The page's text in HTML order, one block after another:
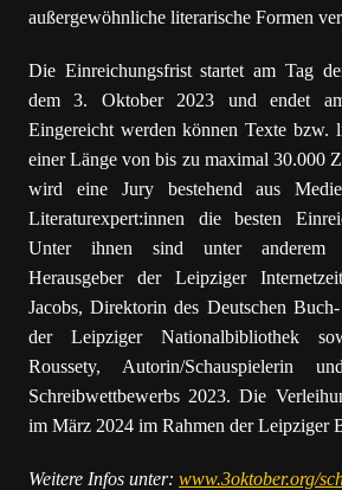
außergewöhnliche literarische Formen
Die Einreichungsfrist startet am Tag
dem 3. Oktober 2023 und endet
Eingereicht werden können Texte bzw.
einer Länge von bis zu maximal 30.000
wird eine Jury bestehend aus
Literaturexpert:innen die besten
Unter ihnen sind unter anderem
Herausgeber der Leipziger
Jacobs, Direktorin des Deutschen
der Leipziger Nationalbibliothek
Roussety, Autorin/Schauspielerin
Schreibwettbewerbs 2023. Die
im März 2024 im Rahmen der Leipziger
Weitere Infos unter: www.3oktober.org/